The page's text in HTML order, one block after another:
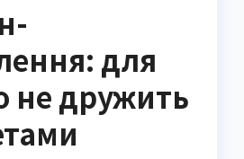
для
не дружить